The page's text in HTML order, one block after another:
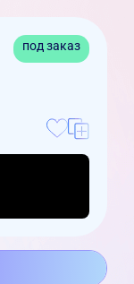
под заказ